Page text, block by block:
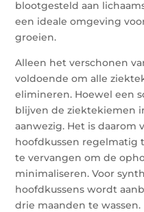
blootgesteld aan
een ideale omgeving
groeien.
Alleen het verschonen
voldoende om alle
elimineren. Hoewel een
blijven de ziektekiemen
aanwezig. Het is daarom
hoofdkussen regelmatig
te vervangen om de
minimaliseren. Voor
hoofdkussens wordt
drie maanden te wassen.